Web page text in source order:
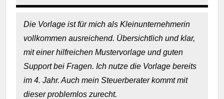
Die Vorlage ist für mich als Kleinunternehmerin
vollkommen ausreichend. Übersichtlich und klar,
mit einer hilfreichen Mustervorlage und guten
Support bei Fragen. Ich nutze die Vorlage bereits
im 4. Jahr. Auch mein Steuerberater kommt mit
dieser problemlos zurecht.